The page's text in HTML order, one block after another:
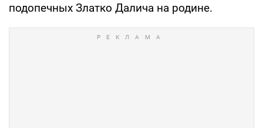
подопечных Златко Далича на родине.